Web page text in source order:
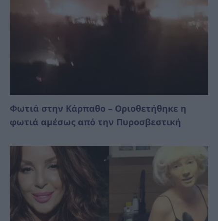
Φωτιά στην Κάρπαθο – Οριοθετήθηκε η
φωτιά αμέσως από την Πυροσβεστική